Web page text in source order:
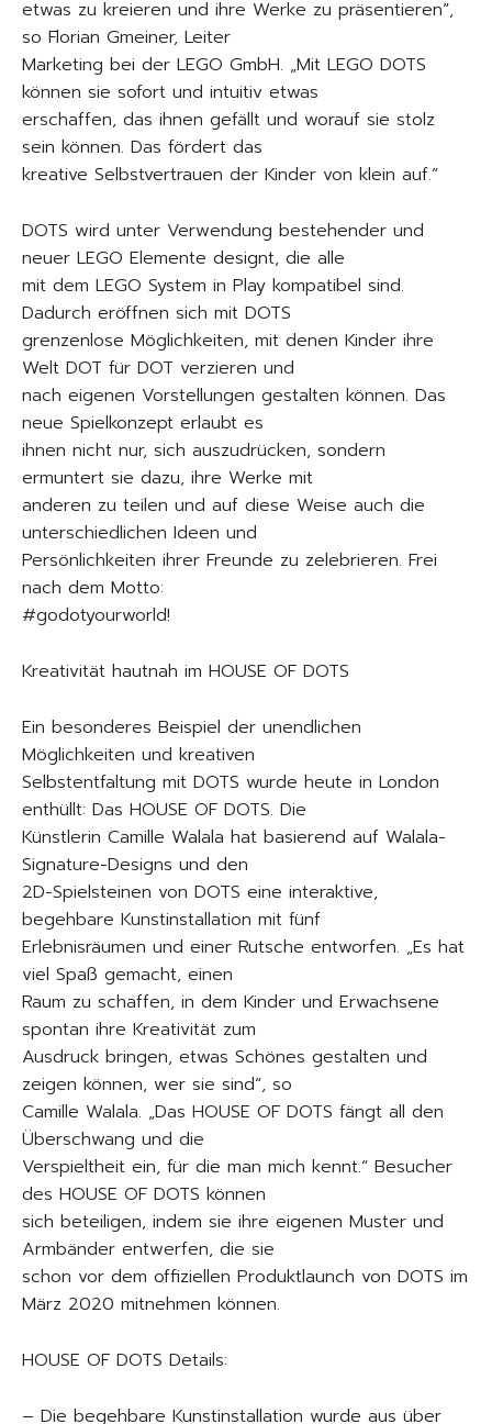
etwas zu kreieren und ihre Werke zu präsentieren“,
so Florian Gmeiner, Leiter
Marketing bei der LEGO GmbH. „Mit LEGO DOTS
können sie sofort und intuitiv etwas
erschaffen, das ihnen gefällt und worauf sie stolz
sein können. Das fördert das
kreative Selbstvertrauen der Kinder von klein auf.“
DOTS wird unter Verwendung bestehender und
neuer LEGO Elemente designt, die alle
mit dem LEGO System in Play kompatibel sind.
Dadurch eröffnen sich mit DOTS
grenzenlose Möglichkeiten, mit denen Kinder ihre
Welt DOT für DOT verzieren und
nach eigenen Vorstellungen gestalten können. Das
neue Spielkonzept erlaubt es
ihnen nicht nur, sich auszudrücken, sondern
ermuntert sie dazu, ihre Werke mit
anderen zu teilen und auf diese Weise auch die
unterschiedlichen Ideen und
Persönlichkeiten ihrer Freunde zu zelebrieren. Frei
nach dem Motto:
#godotyourworld!
Kreativität hautnah im HOUSE OF DOTS
Ein besonderes Beispiel der unendlichen
Möglichkeiten und kreativen
Selbstentfaltung mit DOTS wurde heute in London
enthüllt: Das HOUSE OF DOTS. Die
Künstlerin Camille Walala hat basierend auf Walala-
Signature-Designs und den
2D-Spielsteinen von DOTS eine interaktive,
begehbare Kunstinstallation mit fünf
Erlebnisräumen und einer Rutsche entworfen. „Es hat
viel Spaß gemacht, einen
Raum zu schaffen, in dem Kinder und Erwachsene
spontan ihre Kreativität zum
Ausdruck bringen, etwas Schönes gestalten und
zeigen können, wer sie sind“, so
Camille Walala. „Das HOUSE OF DOTS fängt all den
Überschwang und die
Verspieltheit ein, für die man mich kennt.“ Besucher
des HOUSE OF DOTS können
sich beteiligen, indem sie ihre eigenen Muster und
Armbänder entwerfen, die sie
schon vor dem offiziellen Produktlaunch von DOTS im
März 2020 mitnehmen können.
HOUSE OF DOTS Details:
– Die begehbare Kunstinstallation wurde aus über